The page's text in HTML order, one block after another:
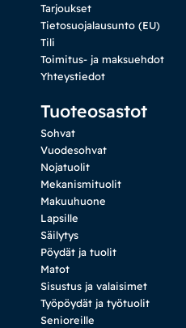
Tarjoukset
Tietosuojalausunto (EU)
Tili
Toimitus- ja maksuehdot
Yhteystiedot
Tuoteosastot
Sohvat
Vuodesohvat
Nojatuolit
Mekanismituolit
Makuuhuone
Lapsille
Säilytys
Pöydät ja tuolit
Matot
Sisustus ja valaisimet
Työpöydät ja työtuolit
Senioreille